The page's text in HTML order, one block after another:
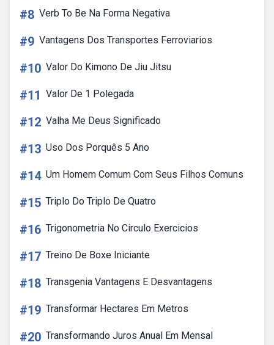
#8 Verb To Be Na Forma Negativa
#9 Vantagens Dos Transportes Ferroviarios
#10 Valor Do Kimono De Jiu Jitsu
#11 Valor De 1 Polegada
#12 Valha Me Deus Significado
#13 Uso Dos Porquês 5 Ano
#14 Um Homem Comum Com Seus Filhos Comuns
#15 Triplo Do Triplo De Quatro
#16 Trigonometria No Circulo Exercicios
#17 Treino De Boxe Iniciante
#18 Transgenia Vantagens E Desvantagens
#19 Transformar Hectares Em Metros
#20 Transformando Juros Anual Em Mensal